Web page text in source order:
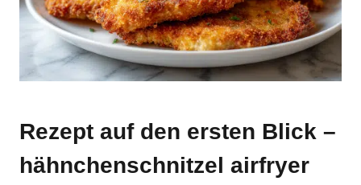
Rezept auf den ersten Blick –
hähnchenschnitzel airfryer